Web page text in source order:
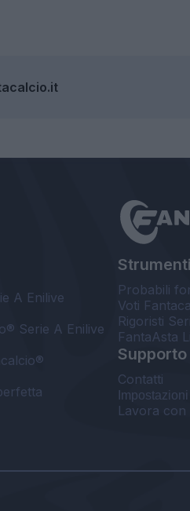
A Enilive
Serie A Enilive
Strumenti
Probabili
Voti
Rigoristi
FantaAsta
Supporto
Contatti
Lavora con